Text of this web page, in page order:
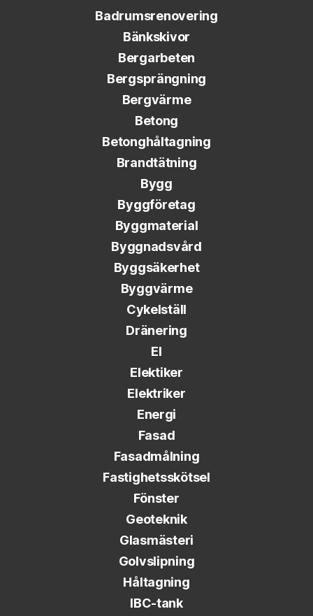
Badrumsrenovering
Bänkskivor
Bergarbeten
Bergsprängning
Bergvärme
Betong
Betonghåltagning
Brandtätning
Bygg
Byggföretag
Byggmaterial
Byggnadsvård
Byggsäkerhet
Byggvärme
Cykelställ
Dränering
El
Elektiker
Elektriker
Energi
Fasad
Fasadmålning
Fastighetsskötsel
Fönster
Geoteknik
Glasmästeri
Golvslipning
Håltagning
IBC-tank